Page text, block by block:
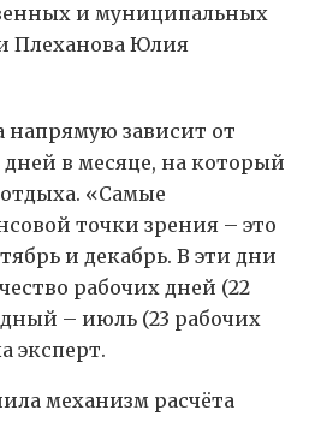
и муниципальных
Плеханова Юлия
напрямую зависит от
в месяце, на который
«Самые
точки зрения – это
и декабрь. В эти дни
рабочих дней (22
– июль (23 рабочих
эксперт.
механизм расчёта